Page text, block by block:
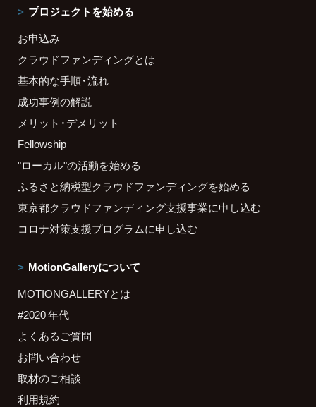
プロジェクトを始める
お申込み
クラウドファンディングとは
基本的な手順・流れ
成功事例の解説
メリット・デメリット
Fellowship
"ローカル"の活動を始める
ふるさと納税型クラウドファンディングを始める
東京都クラウドファンディング支援事業に申し込む
コロナ対策支援プログラムに申し込む
MotionGalleryについて
MOTIONGALLERYとは
#2020 年代
よくあるご質問
お問い合わせ
取材のご相談
利用規約